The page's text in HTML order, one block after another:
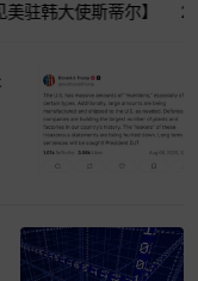
韩大使斯蒂尔】